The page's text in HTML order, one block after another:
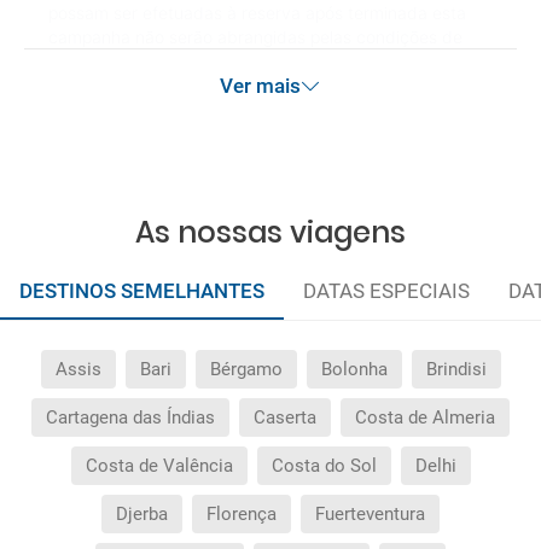
Ver mais
As nossas viagens
DESTINOS SEMELHANTES DATAS ESPECIAIS
Assis Bari Bérgamo Bolonha Brindisi
Cartagena das Índias Caserta Costa de Almeria
Costa de Valência Costa do Sol Delhi
Djerba Florença Fuerteventura